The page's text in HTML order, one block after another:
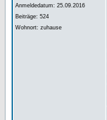
Anmeldedatum: 25.09.2016
Beiträge: 524
Wohnort: zuhause